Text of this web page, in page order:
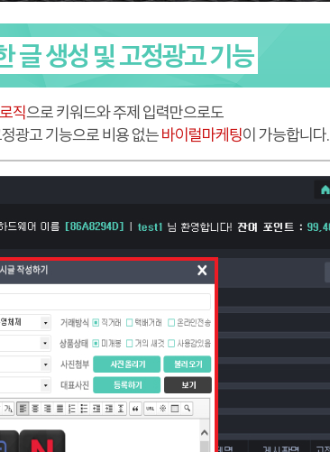
글 생성 및 고정광고 기능
직으로 키워드와 주제 입력만으로도
광고 기능으로 비용 없는바이럴마케팅이 가능합니다.